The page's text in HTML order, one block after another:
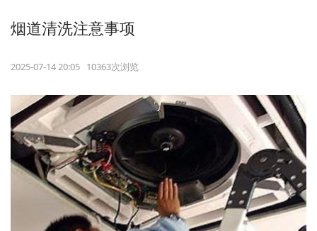
烟道清洗注意事项
2025-07-14 20:05 10363次浏览